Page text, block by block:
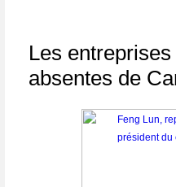
Les
absentes de